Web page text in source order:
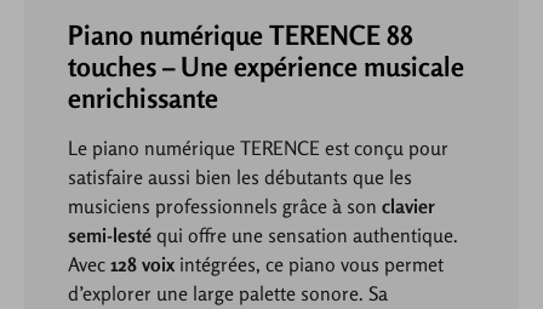
Piano numérique TERENCE 88
touches – Une expérience musicale
enrichissante
Le piano numérique TERENCE est conçu pour
satisfaire aussi bien les débutants que les
musiciens professionnels grâce à son clavier
semi-lesté qui offre une sensation authentique.
Avec 128 voix intégrées, ce piano vous permet
d’explorer une large palette sonore. Sa